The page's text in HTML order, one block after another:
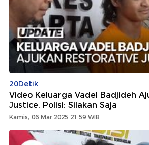
20Detik
Video Keluarga Vadel Badjideh
Justice, Polisi: Silakan Saja
Kamis, 06 Mar 2025 21:59 WIB